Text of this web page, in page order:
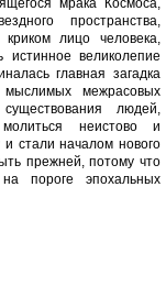
пространства,
лицо человека,
истинное великолепие
главная загадка
межрасовых
людей,
неистово и
и стали началом нового
прежней, потому что
пороге эпохальных